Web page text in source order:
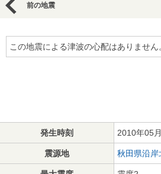
前の地震
この地震による津波の心配はありません
発生時刻 2010年05
震源地 秋田県沿岸